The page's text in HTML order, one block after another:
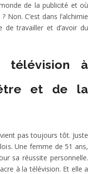
de la publicité et où
C’est dans l’alchimie
de travailler et d’avoir du
télévision à
être et de la
pas toujours tôt. Juste
Une femme de 51 ans,
sa réussite personnelle.
à la télévision. Et elle a